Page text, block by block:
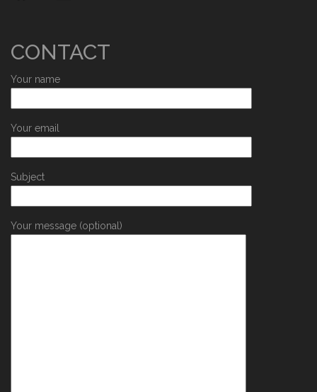
CONTACT
Your name
Your email
Subject
Your message (optional)